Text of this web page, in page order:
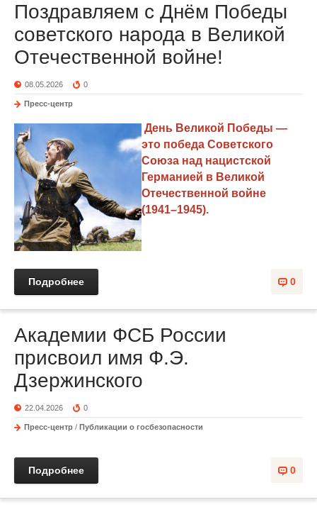
Поздравляем с Днём Победы
советского народа в Великой
Отечественной войне!
08.05.2026 0
Пресс-центр
День Великой Победы —
это победа Советского
Союза над нацистской
Германией в Великой
Отечественной войне
(1941–1945).
0
Подробнее
Академии ФСБ России
присвоил имя Ф.Э.
Дзержинского
22.04.2026 0
Пресс-центр / Публикации о госбезопасности
0
Подробнее